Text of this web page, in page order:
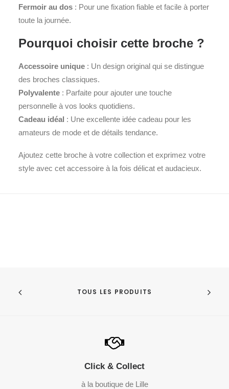
Fermoir au dos : Pour une fixation fiable et facile à porter
toute la journée.
Pourquoi choisir cette broche ?
Accessoire unique : Un design original qui se distingue
des broches classiques.
Polyvalente : Parfaite pour ajouter une touche
personnelle à vos looks quotidiens.
Cadeau idéal : Une excellente idée cadeau pour les
amateurs de mode et de détails tendance.
Ajoutez cette broche à votre collection et exprimez votre
style avec cet accessoire à la fois délicat et audacieux.
TOUS LES PRODUITS
Click & Collect
à la boutique de Lille